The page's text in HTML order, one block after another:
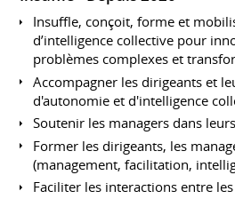
Insuffle, conçoit, forme et
d’intelligence collective pour
problèmes complexes et
Accompagner les dirigeants et
d'autonomie et d'intelligence
Soutenir les managers dans
Former les dirigeants, les
(management, facilitation,
Faciliter les interactions entre